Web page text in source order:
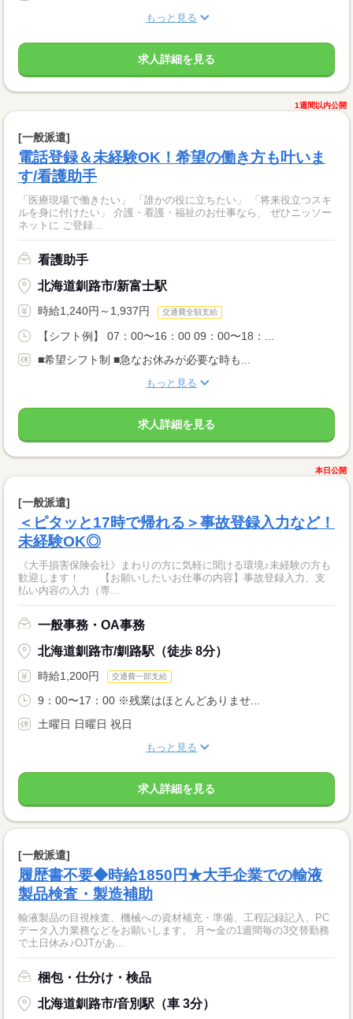
もっと見る
求人詳細を見る
1週間以内公開
[一般派遣]
電話登録＆未経験OK！希望の働き方も叶いま
す/看護助手
「医療現場で働きたい」 「誰かの役に立ちたい」 「将来役立つスキ
ルを身に付けたい」 介護・看護・福祉のお仕事なら、 ぜひニッソー
ネットに ご登録...
看護助手
北海道釧路市/新富士駅
時給1,240円～1,937円 交通費全額支給
【シフト例】 07：00〜16：00 09：00〜18：...
■希望シフト制 ■急なお休みが必要な時も...
もっと見る
求人詳細を見る
本日公開
[一般派遣]
＜ピタッと17時で帰れる＞事故登録入力など！
未経験OK◎
《大手損害保険会社》まわりの方に気軽に聞ける環境♪未経験の方も
歓迎します！ 【お願いしたいお仕事の内容】事故登録入力、支
払い内容の入力（専...
一般事務・OA事務
北海道釧路市/釧路駅（徒歩 8分）
時給1,200円 交通費一部支給
9：00〜17：00 ※残業はほとんどありませ...
土曜日 日曜日 祝日
もっと見る
求人詳細を見る
[一般派遣]
履歴書不要◆時給1850円★大手企業での輸液
製品検査・製造補助
輸液製品の目視検査、機械への資材補充・準備、工程記録記入、PC
データ入力業務などをお願いします。 月〜金の1週間毎の3交替勤務
で土日休み♪OJTがあ...
梱包・仕分け・検品
北海道釧路市/音別駅（車 3分）